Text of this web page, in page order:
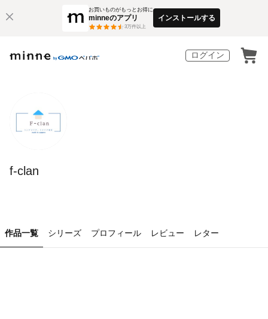
お買いものがもっとお得に
minneのアプリ
3万件以上
インストールする
ログイン
f-clan
作品一覧 シリーズ プロフィール レビュー レター